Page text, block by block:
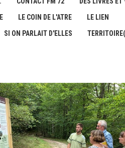
LE COIN DE L'ATRE
LE LIEN
SI ON PARLAIT D'ELLES